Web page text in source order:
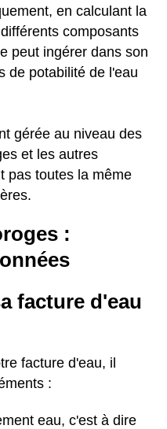
en calculant la
composants
peut ingérer dans son
de potabilité de l'eau
gérée au niveau des
et les autres
pas toutes la même
:
facture d'eau
facture d'eau, il
:
eau, c'est à dire